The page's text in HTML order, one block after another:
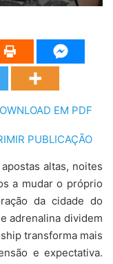
EM PDF
PUBLICAÇÃO
altas, noites
a mudar o próprio
da cidade do
adrenalina dividem
transforma mais
e expectativa.